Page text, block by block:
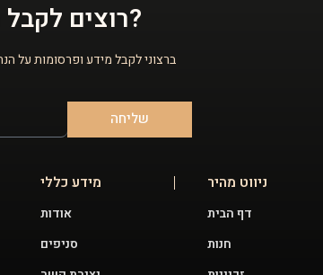
רוצים לקבל מבצעים בלעדיים?
ברצוני לקבל מידע ופרסומות על
שליחה
מידע כללי
אודות
סניפים
ניווט מהיר
דף הבית
חנות